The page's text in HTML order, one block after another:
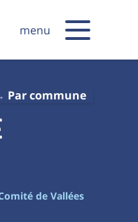
menu
Par commune
de Vallées